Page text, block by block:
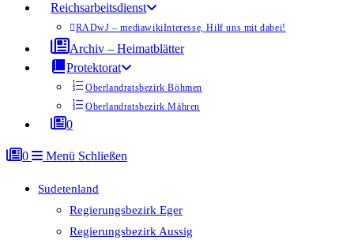
Reichsarbeitsdienst
RADwJ – mediawikiInteresse, Hilf uns mit dabei!
Archiv – Heimatblätter
Protektorat
Oberlandratsbezirk Böhmen
Oberlandratsbezirk Mähren
0
0 Menü Schließen
Sudetenland
Regierungsbezirk Eger
Regierungsbezirk Aussig